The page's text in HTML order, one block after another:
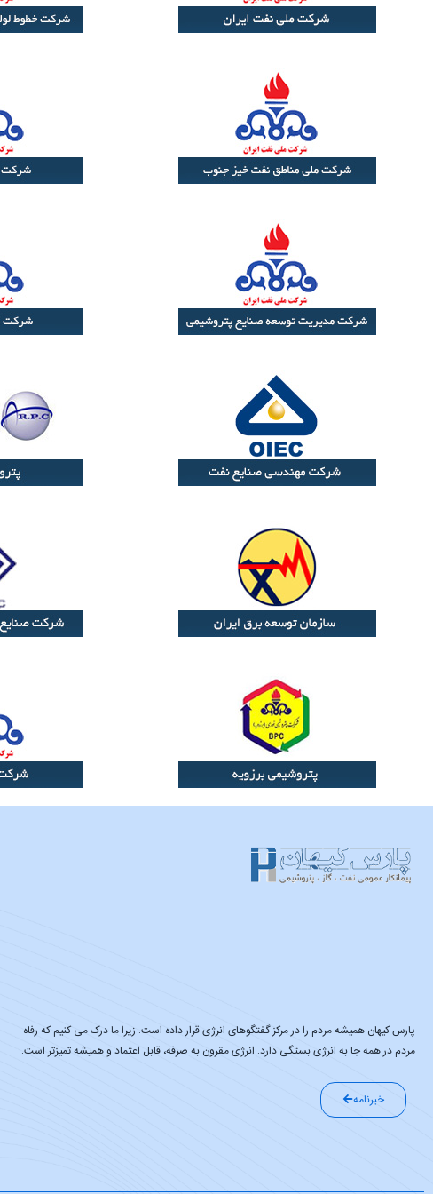
پارس کیهان همیشه مردم را در مرکز گفتگوهای انرژی قرار داده است. زیرا ما درک می کنیم که رفاه
مردم در همه جا به انرژی بستگی دارد. انرژی مقرون به صرفه، قابل اعتماد و همیشه تمیزتر است.
خبرنامه